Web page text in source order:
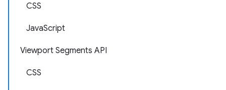
CSS
JavaScript
Viewport Segments API
CSS